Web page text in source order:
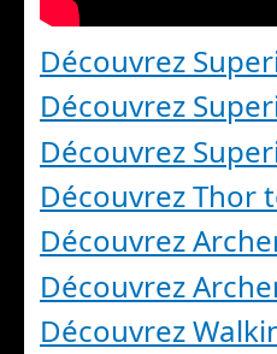
Découvrez
Découvrez
Découvrez
Découvrez Thor
Découvrez
Découvrez
Découvrez